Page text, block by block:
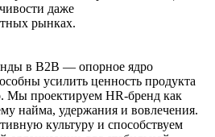
даже
рынках.
в В2В — опорное ядро
усилить ценность продукта
Мы проектируем HR-бренд как
найма, удержания и вовлечения.
культуру и способствуем